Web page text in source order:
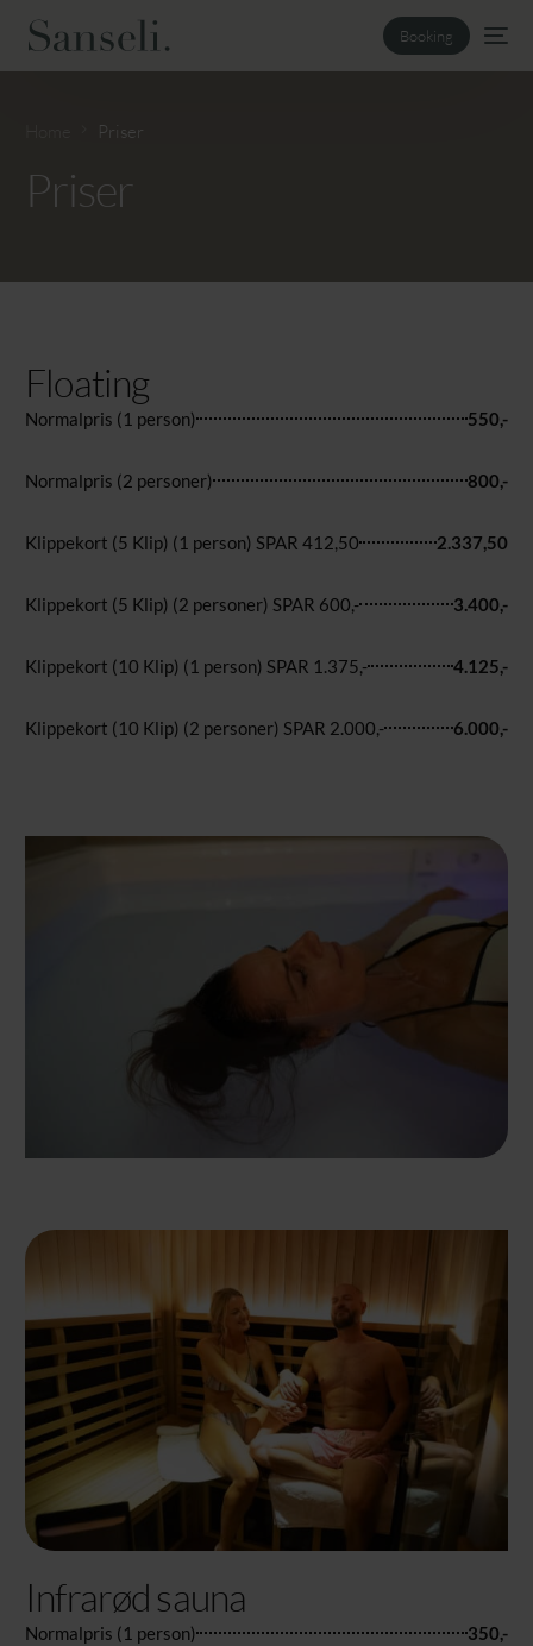
Booking
Priser
Priser
Floating
Normalpris (1 person) 550,-
Normalpris (2 personer) 800,-
Klippekort (5 Klip) (1 person) SPAR 412,50 2.337,50
Klippekort (5 Klip) (2 personer) SPAR 600,- 3.400,-
Klippekort (10 Klip) (1 person) SPAR 1.375,- 4.125,-
Klippekort (10 Klip) (2 personer) SPAR 2.000,- 6.000,-
Infrarød sauna
Normalpris (1 person) 350,-